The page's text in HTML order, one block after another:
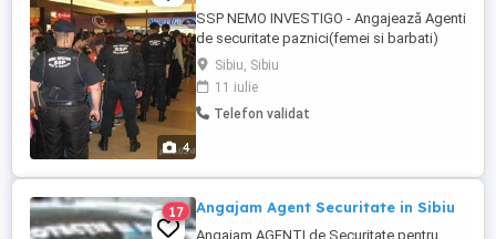
4
SSP NEMO INVESTIGO - Angajează Agenti
de securitate paznici(femei si barbati)
pentru SIBIU Unitatea SSP Nemo
Investigo ofera din 1996 servicii de
securitate : -PAZA si PROTECȚIE -CURSURI
Ptr -AGENTI DE SECURITATE și -
Sibiu, Sibiu
11 iulie
Telefon validat
17 Angajam Agent Securitate in Sibiu
Angajam AGENȚI de Securitate pentru